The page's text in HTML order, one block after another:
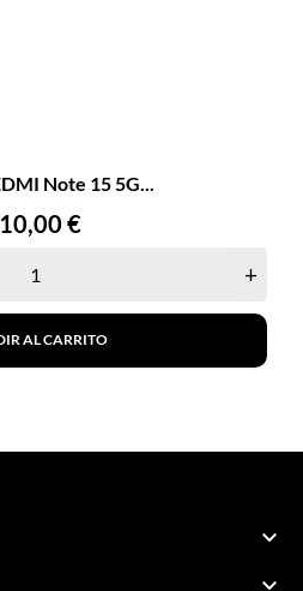
Note 15 5G...
€
+
AL CARRITO
